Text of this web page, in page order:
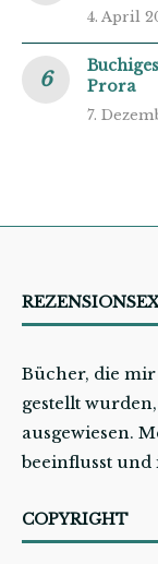
4. April
Prora
7.
Bücher, die
gestellt
ausgewiesen.
beeinflusst
COPYRIGHT